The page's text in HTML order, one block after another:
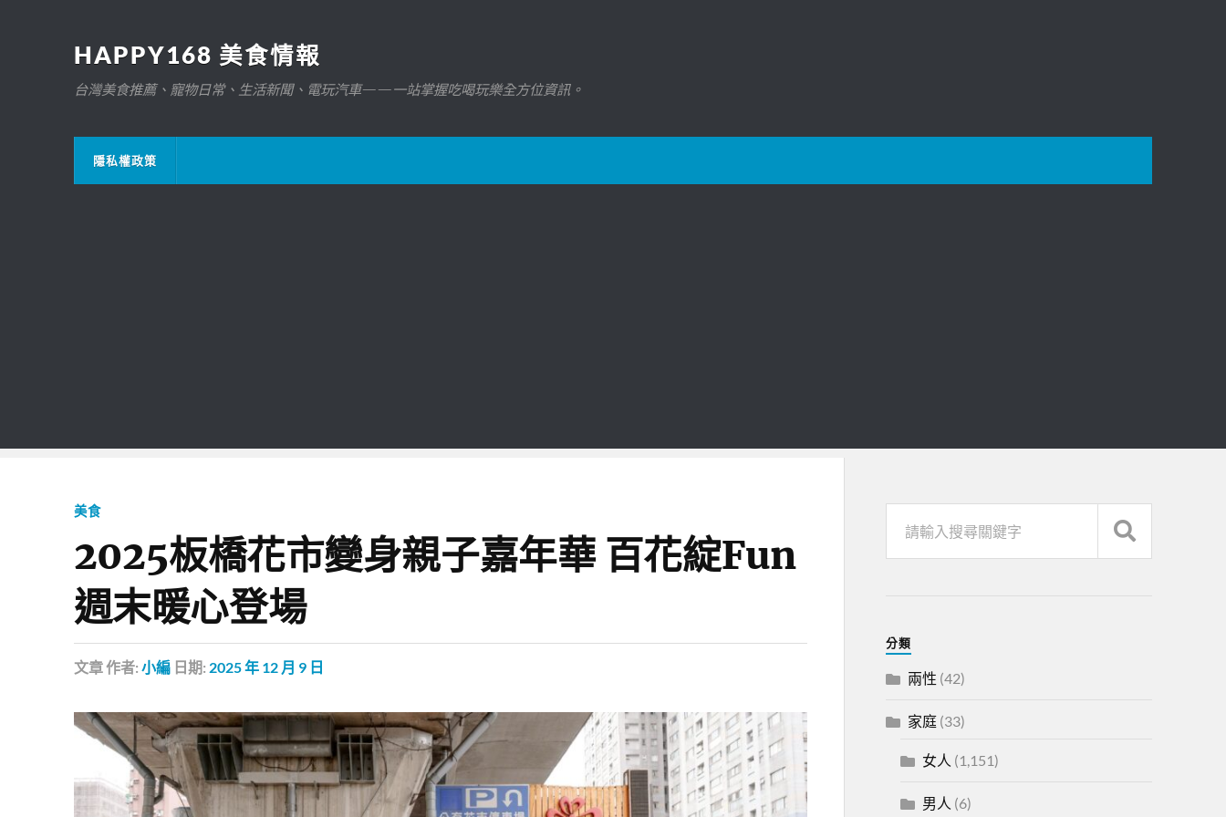
HAPPY168 美食情報
台灣美食推薦、寵物日常、生活新聞、電玩汽車——一站掌握吃喝玩樂全方位資訊。
隱私權政策
美食
2025板橋花市變身親子嘉年華 百花綻Fun
週末暖心登場
文章作者: 小編 日期: 2025 年 12 月 9 日
分類
兩性 (42)
家庭(33)
女人 (1,151)
男人 (6)